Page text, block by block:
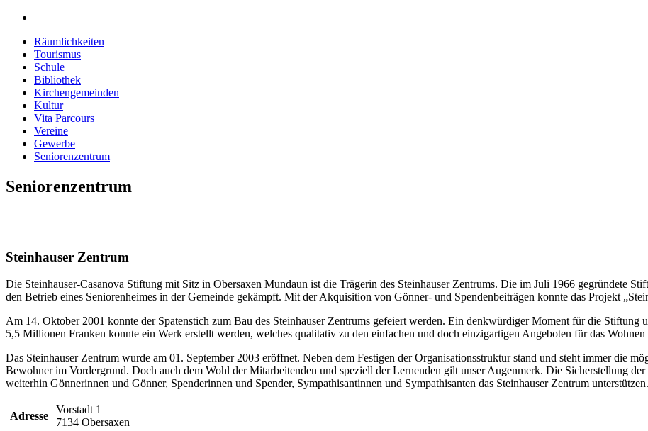
Räumlichkeiten
Tourismus
Schule
Bibliothek
Kirchengemeinden
Kultur
Vita Parcours
Vereine
Gewerbe
Seniorenzentrum
Seniorenzentrum
Steinhauser Zentrum
Die Steinhauser-Casanova Stiftung mit Sitz in Obersaxen Mundaun ist die Trägerin des Steinhauser Zentrums. Die im Juli 1966 gegründete
den Betrieb eines Seniorenheimes in der Gemeinde gekämpft. Mit der Akquisition von Gönner- und Spendenbeiträgen konnte das Projekt
Am 14. Oktober 2001 konnte der Spatenstich zum Bau des Steinhauser Zentrums gefeiert werden. Ein denkwürdiger Moment für die
5,5 Millionen Franken konnte ein Werk erstellt werden, welches qualitativ zu den einfachen und doch einzigartigen Angeboten für das
Das Steinhauser Zentrum wurde am 01. September 2003 eröffnet. Neben dem Festigen der Organisationsstruktur stand und steht immer die
Bewohner im Vordergrund. Doch auch dem Wohl der Mitarbeitenden und speziell der Lernenden gilt unser Augenmerk. Die Sicherstellung
weiterhin Gönnerinnen und Gönner, Spenderinnen und Spender, Sympathisantinnen und Sympathisanten das Steinhauser Zentrum unterstützen.
Adresse
Vorstadt 1
7134 Obersaxen